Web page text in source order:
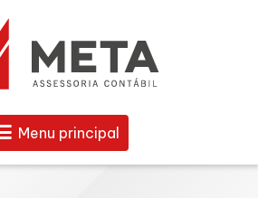
Menu principal